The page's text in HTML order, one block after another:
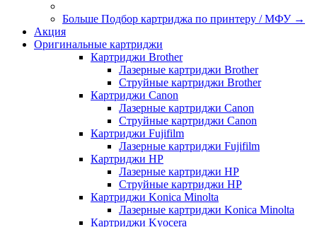
Больше Подбор картриджа по принтеру / МФУ →
Акция
Оригинальные картриджи
Картриджи Brother
Лазерные картриджи Brother
Струйные картриджи Brother
Картриджи Canon
Лазерные картриджи Canon
Струйные картриджи Canon
Картриджи Fujifilm
Лазерные картриджи Fujifilm
Картриджи HP
Лазерные картриджи HP
Струйные картриджи HP
Картриджи Konica Minolta
Лазерные картриджи Konica Minolta
Картриджи Kyocera